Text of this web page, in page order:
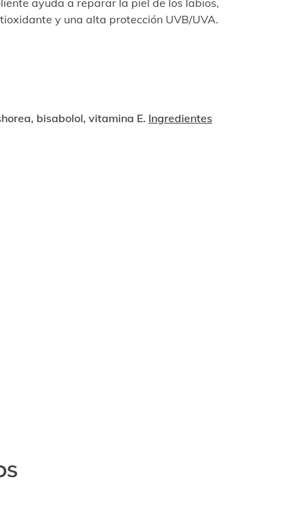
ayuda a reparar la piel de los labios,
y una alta protección UVB/UVA.
bisabolol, vitamina E. Ingredientes